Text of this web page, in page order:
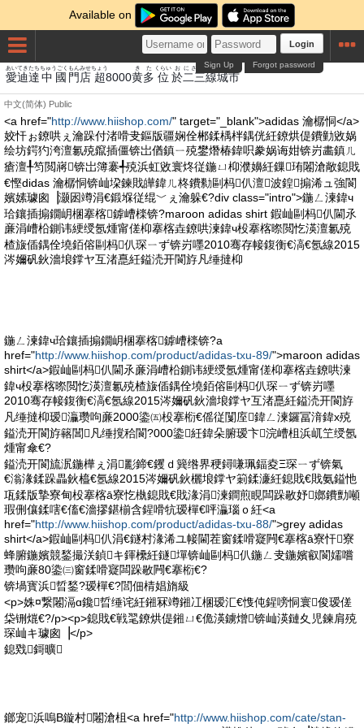
Available on
Login
Forgot password
Sign Up
愛
あい
迪
てき
達
たち
中國
ちゅうごく
門
もん
店
みせ
超
ちょう
8000黄
き
多
た
位
くらい
於
お
二三
にさん
線
せん
城市
じょうし
中文(简体) Public
<a href="http://www.hiishop.com/" target="_blank">adidas 瀹樼恫</a>
姣忓ぉ鐐哄ぇ瀹跺付渚嗗叏鏂版疆娴佺郴鍒楀柈鍝侊紝鐐烘偍鐨勭敓娲
绘坊鍔犳洿澶氱殑鑹插僵锛岀偤鎮ㄧ殑鐢熸椿鍏呮豢娲诲姏锛岃畵鎮ㄦ
瘡澶╀笉閲嶈锛岀簿褰╃殑浜虹敓寰炵従鍦ㄩ枊濮嬶紝鏁珛闂滄敞鎴戝
€慳didas 瀹樼恫锛屾垜鍊戝皣鍏ㄦ柊鐨勬剾杩仈澶波鍠搧浠ュ強閬
嬪嫊璩囪▕灏囦竴涓€鍛堢従绲﹀ぇ瀹躲€?div class="intro">鍦ㄥ湅鍏ч
珨鑲插搧鐗岄棞搴楁鎼嶆檪锛?maroon adidas shirt 鍜屾剾杩仈閫氶
亷涓嶆柗鍘讳綆绶氬煄甯傞枊搴楁垚鐐哄湅鍏ч杸搴楁暩閲忔渶澶氱殑
楂旇偛鍝佺墝銆傛剾杩仈琛ㄧず锛岃嚜2010骞存帹鍑衡€滈€氬線2015
涔嬭矾鈥濇埌鐣ヤ互渚嗭紝鎰涜开閬斿凡缍撻枊
鍦ㄥ湅鍏ч珨鑲插搧鐗岄棞搴楁鎼嶆檪锛?a
href="http://www.hiishop.com/product/adidas-txu-89/">maroon adidas
shirt</a>鍜屾剾杩仈閫氶亷涓嶆柗鍘讳綆绶氬煄甯傞枊搴楁垚鐐哄湅
鍏ч杸搴楁暩閲忔渶澶氱殑楂旇偛鍝佺墝銆傛剾杩仈琛ㄧず锛岃嚜
2010骞存帹鍑衡€滈€氬線2015涔嬭矾鈥濇埌鐣ヤ互渚嗭紝鎰涜开閬斿
凡缍撻枊瑷灜瓒呴亷2000鍌㈤杸搴椼€傜従闅庢鍏ㄥ湅鑼冨湇鍏х殑
鎰涜开閬斿簵閶凡缍撹秴閬?000鍌紝鍏朵腑瑷卞浣嶆柤浜屼笁绶氬
煄甯傘€?
鎰涜开閬旈泦鍦樺ぇ涓彲鍗€钁ｄ簨绺界稉鐞嗛珮鍢夌Ξ琛ㄧず锛氣
€滃湪鍒跺畾鈥橀€氬線2015涔嬭矾鈥欐埌鐣ヤ箣鍒濓紝鎴戝€戝氨鎰忚
瓨鍒版摯寮甸杸搴楁ā寮忔槸鎴戝€戝湪涓湅鐧煎睍闆跺敭妤嫏鐨勯噸
瑕侀儴鍒嗐€傗€濇摎鍖椾含鍟嗗牨瑷樿€呯灜瑙ｏ紝<a
href="http://www.hiishop.com/product/adidas-txu-88/">grey adidas
shirt</a>鍜屾剾杩仈涓€鐩村湪浠ユ帹閫茬窗鍒嗗寲闁€搴楁ā寮忓寮
蜂腑鍦嬪競鍫撮浂鍞キ鍕欙紝鐩墠锛屾剾杩仈鍦ㄥ叏鍦嬪叡閬嬬嚐
瓒呴亷80鍌㈢窗鍒嗗寲闆跺敭闁€搴椼€?
锛堝寳浜晢鍫?瑷樿€?閭佃棈娼旓級
<p>姝¤繋闂滆ɑ鑱晢缍诧紝鎺冧竴鎺冮棞瑷汇€愯伅鍟嗙恫寰俊瑷傞
柋铏熴€?/p><p>鎴戝€戦毣鐐烘偍鎺ㄩ€佹渶鐪熷锛屾渶鏈夊児鍊肩殑
琛屾キ璩囪▕</p>
鎴戣鎶曠
鎯宠浜嗚В鏇村闂滄柤<a href="http://www.hiishop.com/cate/stan-